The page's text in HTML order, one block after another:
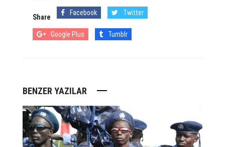
Share
Facebook Twitter
Google Plus Tumblr
BENZER YAZILAR